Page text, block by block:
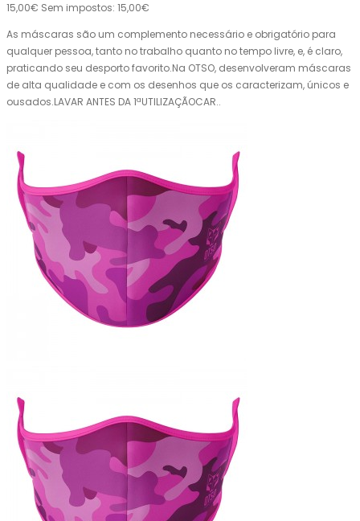
15,00€ Sem impostos: 15,00€
As máscaras são um complemento necessário e obrigatório para
qualquer pessoa, tanto no trabalho quanto no tempo livre, e, é claro,
praticando seu desporto favorito.Na OTSO, desenvolveram máscaras
de alta qualidade e com os desenhos que os caracterizam, únicos e
ousados.LAVAR ANTES DA 1ªUTILIZAÇÃOCAR..